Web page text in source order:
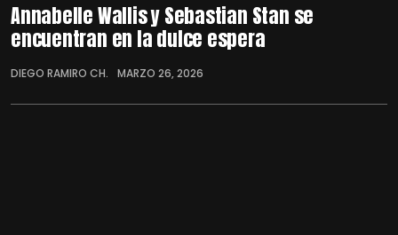
Annabelle Wallis y Sebastian Stan se
encuentran en la dulce espera
DIEGO RAMIRO CH. MARZO 26, 2026